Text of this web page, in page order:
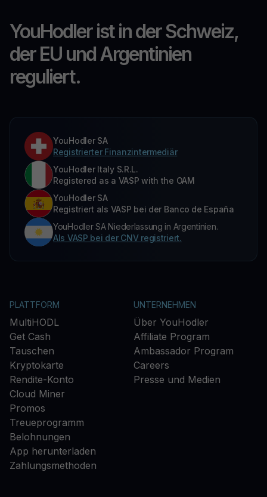
YouHodler ist in der Schweiz,
der EU und Argentinien
reguliert.
YouHodler SA
Registrierter Finanzintermediär
YouHodler Italy S.R.L.
Registered as a VASP with the OAM
YouHodler SA
Registriert als VASP bei der Banco de España
YouHodler SA Niederlassung in Argentinien.
Als VASP bei der CNV registriert.
PLATTFORM
MultiHODL
Get Cash
Tauschen
Kryptokarte
Rendite-Konto
Cloud Miner
Promos
Treueprogramm
Belohnungen
App herunterladen
Zahlungsmethoden
UNTERNEHMEN
Über YouHodler
Affiliate Program
Ambassador Program
Careers
Presse und Medien